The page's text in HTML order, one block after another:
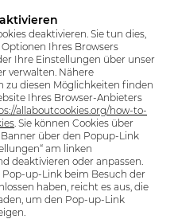
deaktivieren. Sie tun dies,
Ihres Browsers
Ihre Einstellungen über unser
verwalten. Nähere
zu diesen Möglichkeiten finden
Ihres Browser-Anbieters
allaboutcookies.org/how-to-
. Sie können Cookies über
über den Popup-Link
am linken
deaktivieren oder anpassen.
Pop-up-Link beim Besuch der
haben, reicht es aus, die
um den Pop-up-Link